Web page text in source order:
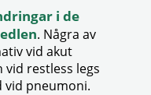
i de
. Några av
vid akut
restless legs
pneumoni.